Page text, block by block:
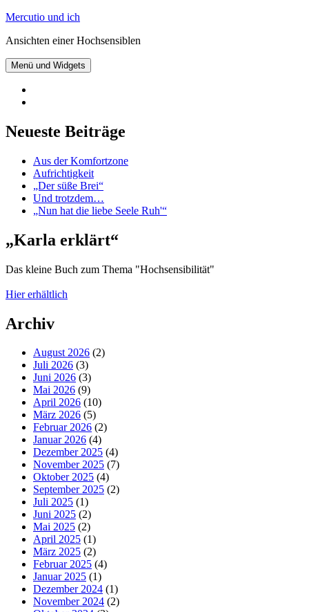
Zum
springen
Mercutio und ich
Ansichten einer Hochsensiblen
Menü und Widgets
Neueste Beiträge
Aus der Komfortzone
Aufrichtigkeit
„Der süße Brei“
Und trotzdem…
„Nun hat die liebe Seele Ruh'“
„Karla erklärt“
Das kleine Buch zum Thema "Hochsensibilität"
Hier erhältlich
Archiv
August 2026 (2)
Juli 2026 (3)
Juni 2026 (3)
Mai 2026 (9)
April 2026 (10)
März 2026 (5)
Februar 2026 (2)
Januar 2026 (4)
Dezember 2025 (4)
November 2025 (7)
Oktober 2025 (4)
September 2025 (2)
Juli 2025 (1)
Juni 2025 (2)
Mai 2025 (2)
April 2025 (1)
März 2025 (2)
Februar 2025 (4)
Januar 2025 (1)
Dezember 2024 (1)
November 2024 (2)